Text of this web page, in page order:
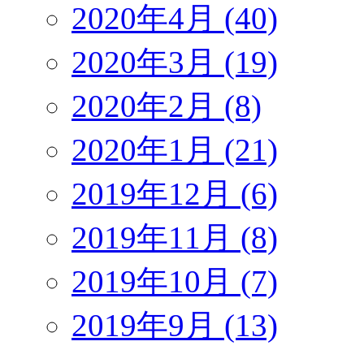
2020年4月 (40)
2020年3月 (19)
2020年2月 (8)
2020年1月 (21)
2019年12月 (6)
2019年11月 (8)
2019年10月 (7)
2019年9月 (13)